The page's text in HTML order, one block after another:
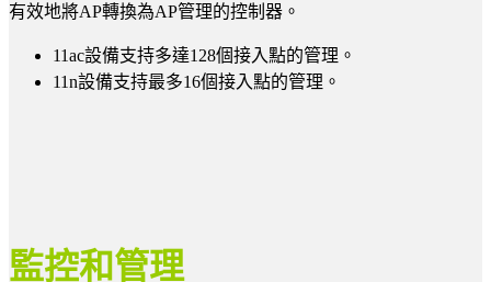
有效地將AP轉換為AP管理的控制器。
11ac設備支持多達128個接入點的管理。
11n設備支持最多16個接入點的管理。
監控和管理